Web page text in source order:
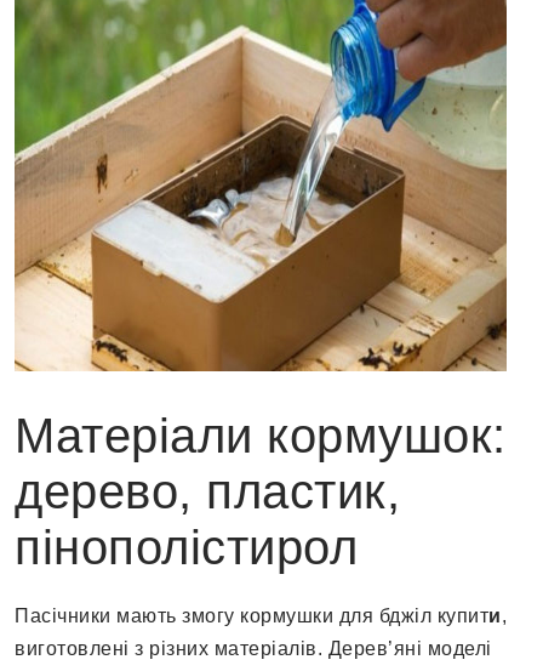
Матеріали кормушок:
дерево, пластик,
пінополістирол
Пасічники мають змогу кормушки для бджіл купити,
виготовлені з різних матеріалів. Дерев’яні моделі